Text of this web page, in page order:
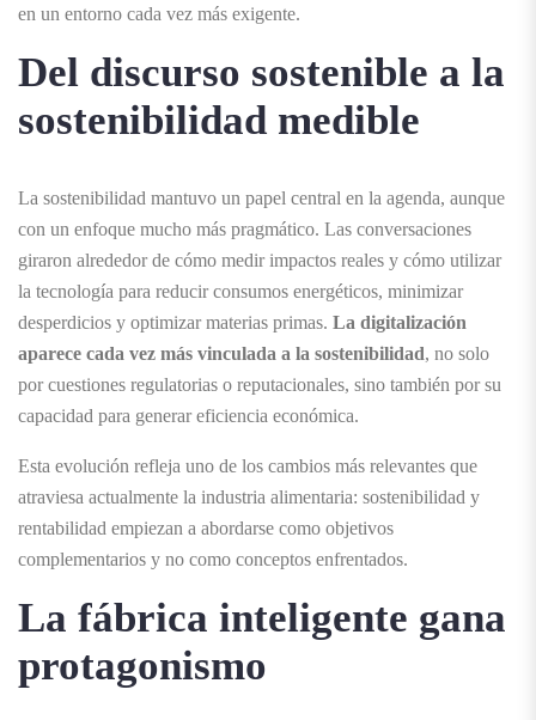
en un entorno cada vez más exigente.
Del discurso sostenible a la
sostenibilidad medible
La sostenibilidad mantuvo un papel central en la agenda, aunque
con un enfoque mucho más pragmático. Las conversaciones
giraron alrededor de cómo medir impactos reales y cómo utilizar
la tecnología para reducir consumos energéticos, minimizar
desperdicios y optimizar materias primas. La digitalización
aparece cada vez más vinculada a la sostenibilidad, no solo
por cuestiones regulatorias o reputacionales, sino también por su
capacidad para generar eficiencia económica.
Esta evolución refleja uno de los cambios más relevantes que
atraviesa actualmente la industria alimentaria: sostenibilidad y
rentabilidad empiezan a abordarse como objetivos
complementarios y no como conceptos enfrentados.
La fábrica inteligente gana
protagonismo